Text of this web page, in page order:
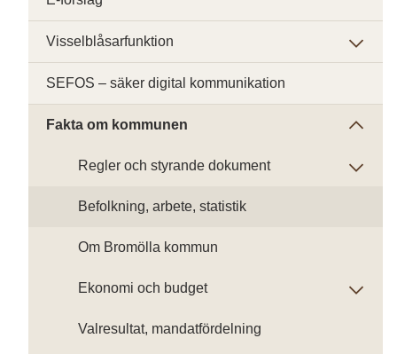
Visselblåsarfunktion
SEFOS – säker digital kommunikation
Fakta om kommunen
Regler och styrande dokument
Befolkning, arbete, statistik
Om Bromölla kommun
Ekonomi och budget
Valresultat, mandatfördelning